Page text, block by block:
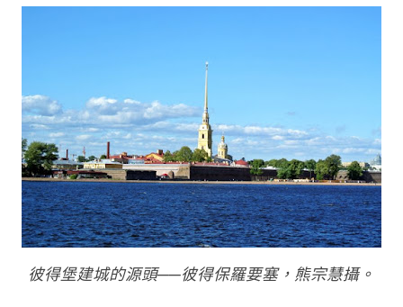
彼得堡建城的源頭──彼得保羅要塞，熊宗慧攝。